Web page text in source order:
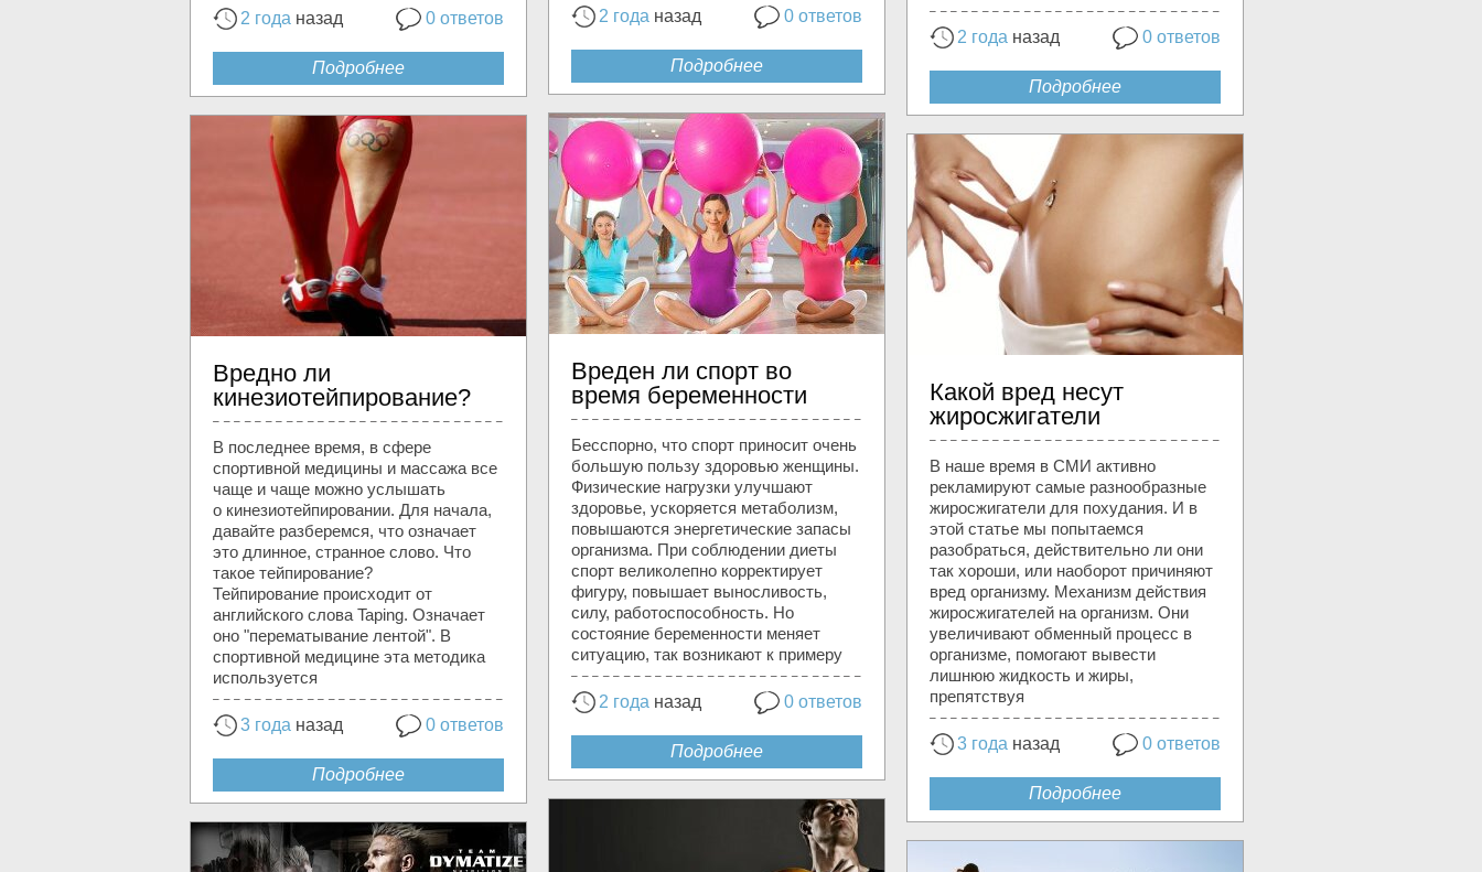
2 года назад 0 ответов
Подробнее
2 года назад 0 ответов
Подробнее
2 года назад 0 ответов
Подробнее
Вреден ли спорт во
время беременности
Бесспорно, что спорт приносит очень
большую пользу здоровью женщины.
Физические нагрузки улучшают
здоровье, ускоряется метаболизм,
повышаются энергетические запасы
организма. При соблюдении диеты
спорт великолепно корректирует
фигуру, повышает выносливость,
силу, работоспособность. Но
состояние беременности меняет
ситуацию, так возникают к примеру
2 года назад 0 ответов
Подробнее
Вредно ли
кинезиотейпирование?
В последнее время, в сфере
спортивной медицины и массажа все
чаще и чаще можно услышать
о кинезиотейпировании. Для начала,
давайте разберемся, что означает
это длинное, странное слово. Что
такое тейпирование?
Тейпирование происходит от
английского слова Taping. Означает
оно "перематывание лентой". В
спортивной медицине эта методика
используется
3 года назад 0 ответов
Подробнее
Какой вред несут
жиросжигатели
В наше время в СМИ активно
рекламируют самые разнообразные
жиросжигатели для похудания. И в
этой статье мы попытаемся
разобраться, действительно ли они
так хороши, или наоборот причиняют
вред организму. Механизм действия
жиросжигателей на организм. Они
увеличивают обменный процесс в
организме, помогают вывести
лишнюю жидкость и жиры,
препятствуя
3 года назад 0 ответов
Подробнее